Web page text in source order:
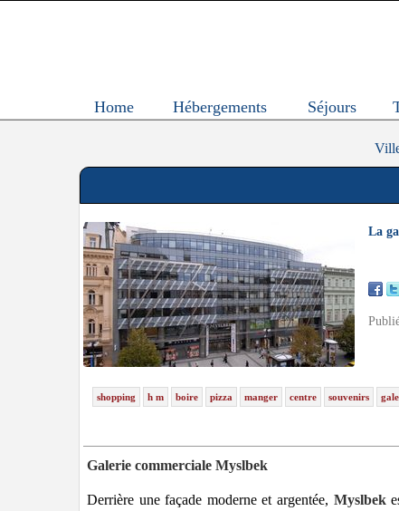
Home Hébergements Séjours
La
shopping h m boire pizza manger centre souvenirs
Galerie commerciale Myslbek
Derrière une façade moderne et argentée, Myslbek